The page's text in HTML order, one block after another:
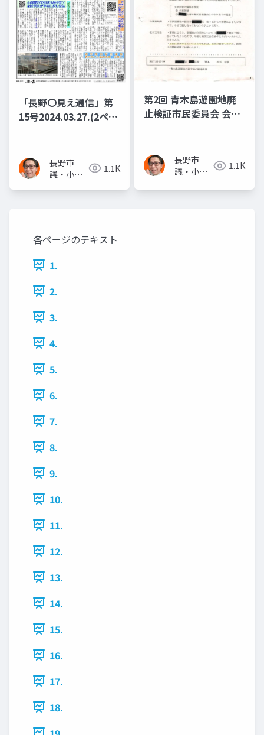
「長野〇見え通信」第
15号2024.03.27.(2ペー
後に「お寺」の意向か
城山駐車場 高額有料化
◆山間部の学校は冷房
長野市
議・小泉
1.1K
第2回 青木島遊園地廃
止検証市民委員会 会議
長野市
議・小泉
1.1K
各ページのテキスト
1.
2.
3.
4.
5.
6.
7.
8.
9.
10.
11.
12.
13.
14.
15.
16.
17.
18.